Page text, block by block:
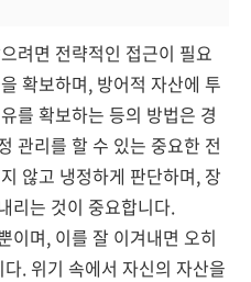
려면 전략적인 접근이 필요
확보하며, 방어적 자산에 투
를 확보하는 등의 방법은 경
관리를 할 수 있는 중요한 전
않고 냉정하게 판단하며, 장
리는 것이 중요합니다.
이며, 이를 잘 이겨내면 오히
. 위기 속에서 자신의 자산을